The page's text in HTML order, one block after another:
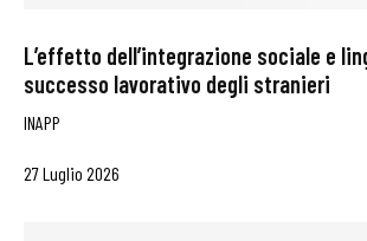
L’effetto dell’integrazione sociale e
successo lavorativo degli stranieri
INAPP
27 Luglio 2026